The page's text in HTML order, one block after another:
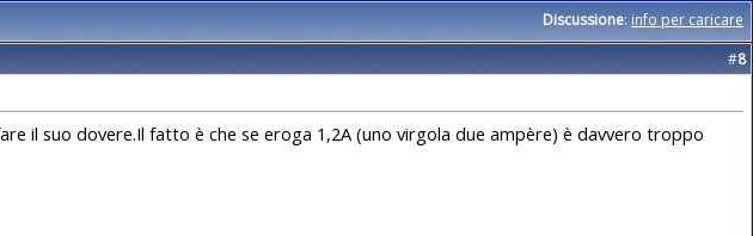
Discussione: info per caricare
#8
il suo dovere.Il fatto è che se eroga 1,2A (uno virgola due ampère) è davvero troppo